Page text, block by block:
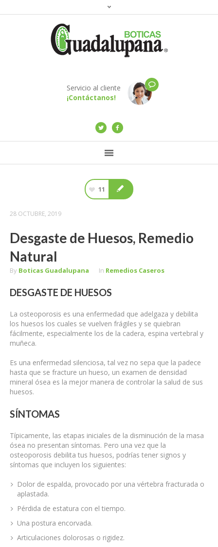
Servicio al cliente
¡Contáctanos!
11
28 OCTUBRE, 2019
Desgaste de Huesos, Remedio
Natural
By Boticas Guadalupana In Remedios Caseros
DESGASTE DE HUESOS
La osteoporosis es una enfermedad que adelgaza y debilita
los huesos los cuales se vuelven frágiles y se quiebran
fácilmente, especialmente los de la cadera, espina vertebral y
muñeca.
Es una enfermedad silenciosa, tal vez no sepa que la padece
hasta que se fracture un hueso, un examen de densidad
mineral ósea es la mejor manera de controlar la salud de sus
huesos.
SÍNTOMAS
Típicamente, las etapas iniciales de la disminución de la masa
ósea no presentan síntomas. Pero una vez que la
osteoporosis debilita tus huesos, podrías tener signos y
síntomas que incluyen los siguientes:
Dolor de espalda, provocado por una vértebra fracturada o
aplastada.
Pérdida de estatura con el tiempo.
Una postura encorvada.
Articulaciones dolorosas o rigidez.